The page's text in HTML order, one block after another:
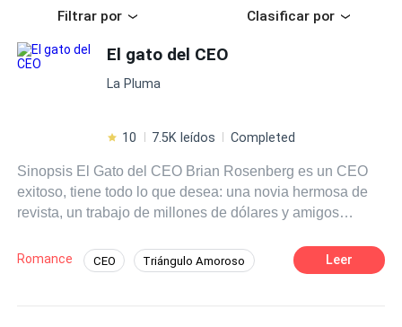
Filtrar por Clasificar por
El gato del CEO
La Pluma
10 7.5K leídos Completed
Sinopsis El Gato del CEO Brian Rosenberg es un CEO
exitoso, tiene todo lo que desea: una novia hermosa de
revista, un trabajo de millones de dólares y amigos
gato, aparentaba ser un obsequio más, lo que no sabía
es que al entrar el gato en su vida todo se convulsionaría
Romance CEO Triángulo Amoroso Leer